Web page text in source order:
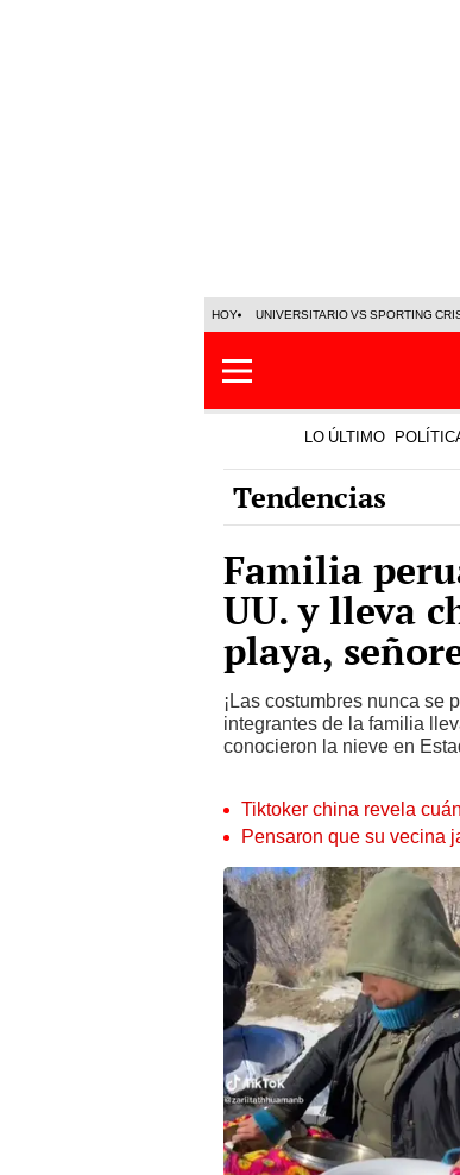
HOY UNIVERSITARIO VS SPORTING
LO ÚLTIMO
Tendencias
Familia
UU. y lleva
playa,
¡Las costumbres nunca se
integrantes de la familia
conocieron la nieve en
Tiktoker china revela
Pensaron que su vecina